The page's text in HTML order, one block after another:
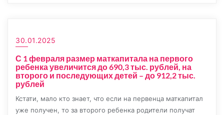
30.01.2025
С 1 февраля размер маткапитала на первого
ребенка увеличится до 690,3 тыс. рублей, на
второго и последующих детей – до 912,2 тыс.
рублей
Кстати, мало кто знает, что если на первенца маткапитал
уже получен, то за второго ребенка родители получат